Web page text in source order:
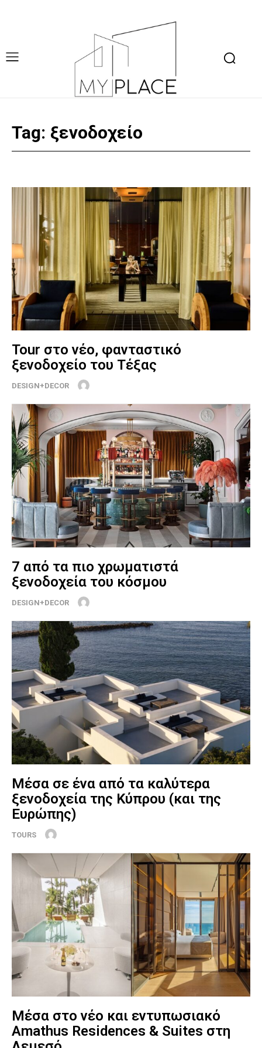
Tag: ξενοδοχείο
Tour στο νέο, φανταστικό
ξενοδοχείο του Τέξας
DESIGN+DECOR
7 από τα πιο χρωματιστά
ξενοδοχεία του κόσμου
DESIGN+DECOR
Μέσα σε ένα από τα καλύτερα
ξενοδοχεία της Κύπρου (και της
Ευρώπης)
TOURS
Μέσα στο νέο και εντυπωσιακό
Amathus Residences & Suites στη